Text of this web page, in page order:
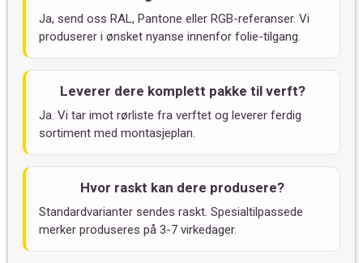
Ja, send oss RAL, Pantone eller RGB-referanser. Vi
produserer i ønsket nyanse innenfor folie-tilgang.
Leverer dere komplett pakke til verft?
Ja. Vi tar imot rørliste fra verftet og leverer ferdig
sortiment med montasje­plan.
Hvor raskt kan dere produsere?
Standardvarianter sendes raskt. Spesialtilpassede
merker produseres på 3-7 virkedager.